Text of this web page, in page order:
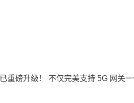
已重磅升级！ 不仅完美支持 5G 网关